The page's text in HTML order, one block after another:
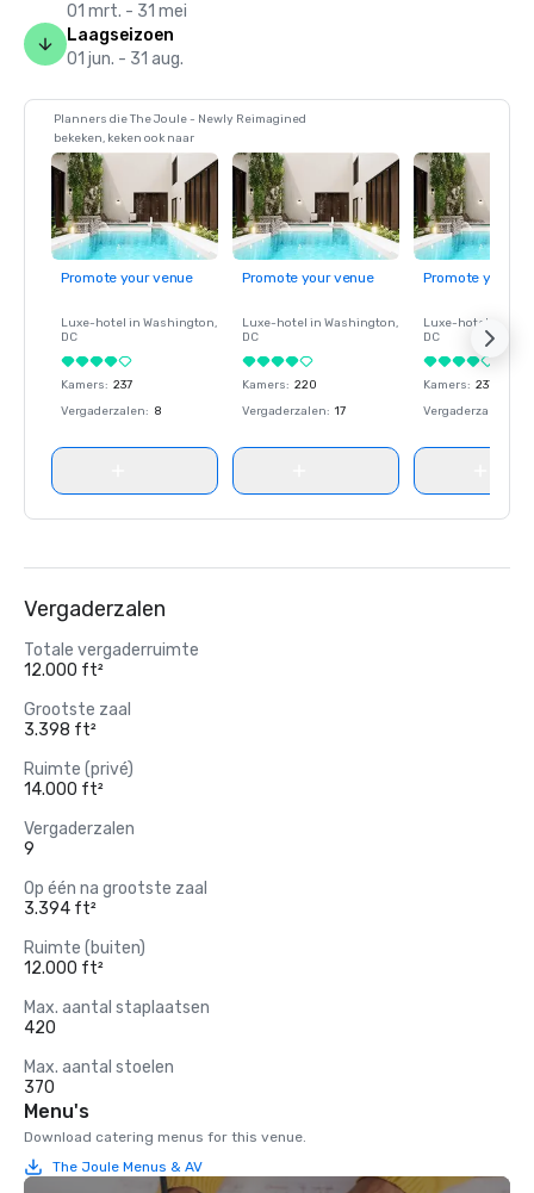
01 mrt. - 31 mei
Laagseizoen
01 jun. - 31 aug.
Planners die The Joule - Newly Reimagined
bekeken, keken ook naar
Promote your venue
Luxe-hotel in Washington,
DC
Kamers: 237
Vergaderzalen: 8
Promote your venue
Luxe-hotel in Washington,
DC
Kamers: 220
Vergaderzalen: 17
Promote your
Luxe-hotel in
DC
Kamers: 237
Vergaderzalen
Vergaderzalen
Totale vergaderruimte
12.000 ft²
Grootste zaal
3.398 ft²
Ruimte (privé)
14.000 ft²
Vergaderzalen
9
Op één na grootste zaal
3.394 ft²
Ruimte (buiten)
12.000 ft²
Max. aantal staplaatsen
420
Max. aantal stoelen
370
Menu's
Download catering menus for this venue.
The Joule Menus & AV